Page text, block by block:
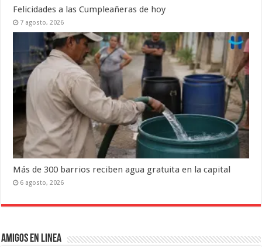
Felicidades a las Cumpleañeras de hoy
7 agosto, 2026
Más de 300 barrios reciben agua gratuita en la capital
6 agosto, 2026
Amigos en Linea